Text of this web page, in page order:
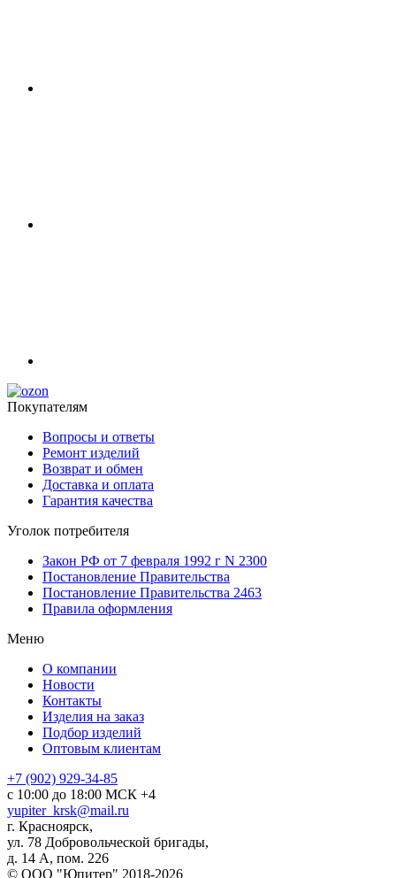
Покупателям
Вопросы и ответы
Ремонт изделий
Возврат и обмен
Доставка и оплата
Гарантия качества
Уголок потребителя
Закон РФ от 7 февраля 1992 г N 2300
Постановление Правительства
Постановление Правительства 2463
Правила оформления
Меню
О компании
Новости
Контакты
Изделия на заказ
Подбор изделий
Оптовым клиентам
+7 (902) 929-34-85
с 10:00 до 18:00 МСК +4
yupiter_krsk@mail.ru
г. Красноярск,
ул. 78 Добровольческой бригады,
д. 14 А, пом. 226
© ООО "Юпитер" 2018-2026